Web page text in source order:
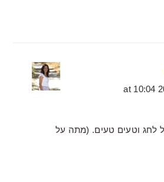
לחג וטעים טעים. (מתה על